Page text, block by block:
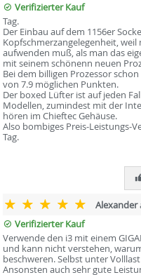
Verifizierter Kauf
Tag.
Der Einbau auf dem 1156er
Kopfschmerzangelegenheit,
aufwenden muß, als man das
mit seinem schönenn neuen
Bei dem billigen Prozessor
von 7.9 möglichen Punkten.
Der boxed Lüfter ist auf jeden
Modellen, zumindest mit der
hören im Chieftec Gehäuse.
Also bombiges Preis-Leistungs-
Tag.
Alexander
Verifizierter Kauf
Verwende den i3 mit einem
und kann nicht verstehen,
beschweren. Selbst unter
Ansonsten auch sehr gute